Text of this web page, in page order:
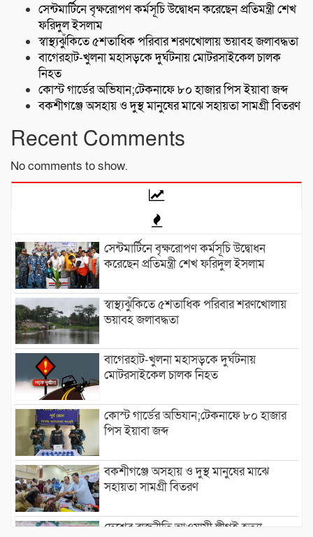
সেন্টমার্টিনে বৃক্ষরোপণ কর্মসূচি উদ্বোধন করেছেন প্রতিমন্ত্রী শেখ
ফরিদুল ইসলাম
স্বাস্থ্যঝুঁকিতে ৫শতাধিক পরিবার শরণখোলায় ভয়াবহ জলাবদ্ধতা
বাগেরহাট-খুলনা মহাসড়কে ‌দুর্ঘটনায় মোটরসাইকেল চালক
নিহত
কোস্ট গার্ডের অভিযান;টেকনাফে ৮০ হাজার পিস ইয়াবা জব্দ
বকশীগঞ্জে অসহায় ও দুস্থ মানুষের মাঝে সহায়তা সামগ্রী বিতরণ
Recent Comments
No comments to show.
সেন্টমার্টিনে বৃক্ষরোপণ কর্মসূচি উদ্বোধন
করেছেন প্রতিমন্ত্রী শেখ ফরিদুল ইসলাম
স্বাস্থ্যঝুঁকিতে ৫শতাধিক পরিবার শরণখোলায়
ভয়াবহ জলাবদ্ধতা
বাগেরহাট-খুলনা মহাসড়কে ‌দুর্ঘটনায়
মোটরসাইকেল চালক নিহত
কোস্ট গার্ডের অভিযান;টেকনাফে ৮০ হাজার
পিস ইয়াবা জব্দ
বকশীগঞ্জে অসহায় ও দুস্থ মানুষের মাঝে
সহায়তা সামগ্রী বিতরণ
দেশের রাজনীতি আওয়ামী লীগই হত্যা